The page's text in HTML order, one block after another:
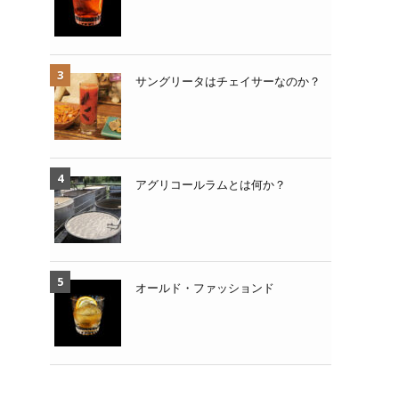
サングリータはチェイサーなのか？
アグリコールラムとは何か？
オールド・ファッションド